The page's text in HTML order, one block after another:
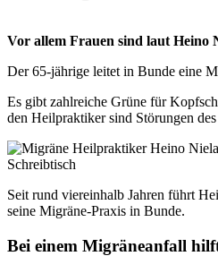
Vor allem Frauen sind laut Heino
Der 65-jährige leitet in Bunde eine
Es gibt zahlreiche Grüne für
den Heilpraktiker sind Störungen
Seit rund viereinhalb Jahren führt
seine Migräne-Praxis in Bunde.
Bei einem Migräneanfall